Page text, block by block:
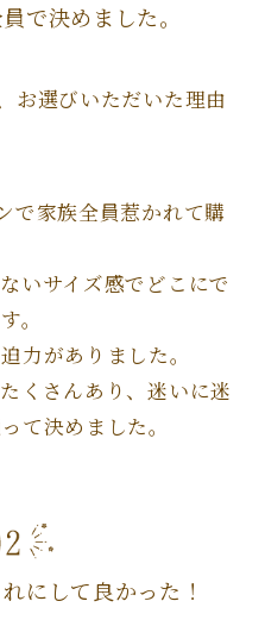
で決めました。
お選びいただいた理由
で家族全員惹かれて購
いサイズ感でどこにで
。
力がありました。
くさんあり、迷いに迷
て決めました。
にして良かった！